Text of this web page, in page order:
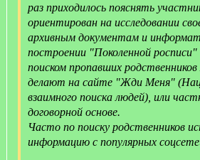
раз приходилось пояснять
ориентирован на исследовании
архивным документам и
построении "Поколенной
поиском пропавших
делают на сайте "Жди Меня"
взаимного поиска людей), или
договорной основе.
Часто по поиску родственников
информацию с популярных